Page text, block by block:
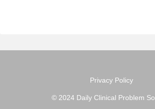
Privacy Policy
© 2024 Daily Clinical Problem